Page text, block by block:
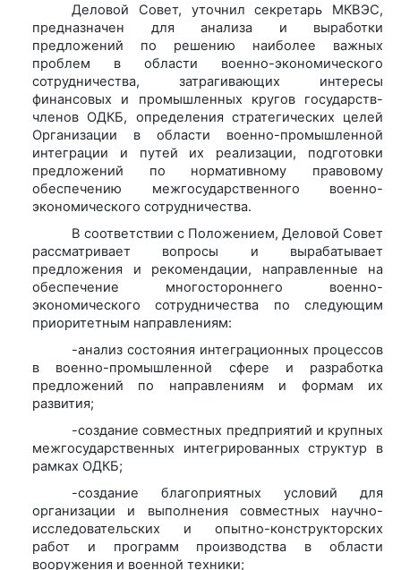
Деловой Совет, уточнил секретарь МКВЭС,
предназначен для анализа и выработки
предложений по решению наиболее важных
проблем в области военно-экономического
сотрудничества, затрагивающих интересы
финансовых и промышленных кругов государств-
членов ОДКБ, определения стратегических целей
Организации в области военно-промышленной
интеграции и путей их реализации, подготовки
предложений по нормативному правовому
обеспечению межгосударственного военно-
экономического сотрудничества.
В соответствии с Положением, Деловой Совет
рассматривает вопросы и вырабатывает
предложения и рекомендации, направленные на
обеспечение многостороннего военно-
экономического сотрудничества по следующим
приоритетным направлениям:
-анализ состояния интеграционных процессов
в военно-промышленной сфере и разработка
предложений по направлениям и формам их
развития;
-создание совместных предприятий и крупных
межгосударственных интегрированных структур в
рамках ОДКБ;
-создание благоприятных условий для
организации и выполнения совместных научно-
исследовательских и опытно-конструкторских
работ и программ производства в области
вооружения и военной техники;